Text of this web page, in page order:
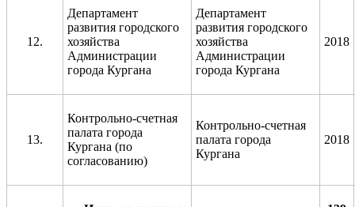
12.
Департамент
развития городского
хозяйства
Администрации
города Кургана
Департамент
развития городского
хозяйства
Администрации
города Кургана
2018
13.
Контрольно-счетная
палата города
Кургана (по
согласованию)
Контрольно-счетная
палата города
Кургана
2018